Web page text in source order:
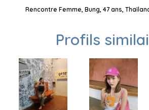
Rencontre Femme, Bung, 47 ans,
Profils